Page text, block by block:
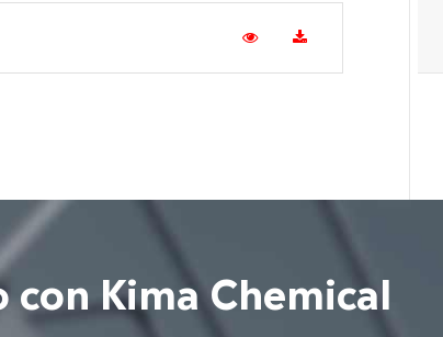
Kima Chemical